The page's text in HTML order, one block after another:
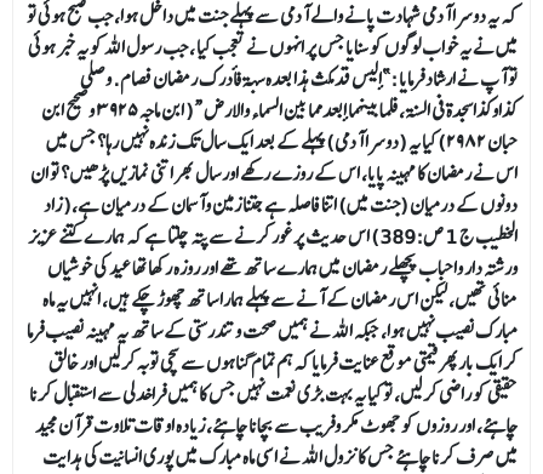
کہ یہ دوسرا آدمی شہادت پانے والے آدمی سے پہلے جنت میں داخل ہوا، جب صبح ہوئی تو
میں نے یہ خواب لوگوں کو سنایا جس پر انہوں نے تعجب کیا ، جب رسول اللہ کو یہ خبر ہوئی
تو آپ نے ارشاد فرمایا :”أليس قد مكث هذا بعده سنة فأدرك رمضان فصام. وصلى
كذاوكذاسجدة في السنة، فلما بينهما أبعد مما بين السماء والارض “( ابن ماجه ٣٩٢٥ وصحیح ابن
حبان ۲۹۸۲) کیا یہ (دوسرا آدمی) پہلے کے بعد ایک سال تک زندہ نہیں رہا؟ جس میں
اس نے رمضان کا مہینہ پایا، اس کے روزے رکھے اور سال بھر اتنی نمازیں پڑھیں؟ تو ان
دونوں کے درمیان (جنت میں) اتنا فاصلہ ہے جتنا زمین وآسمان کے درمیان ہے،( زاد
الخطیب ج 1 ص:389) اس حدیث پر غور کرنے سے پتہ چلتا ہے کہ ہمارے کتنے عزیز
ورشتہ دار واحباب پچھلے رمضان میں ہمارے ساتھ تھے اور روزہ رکھا تھا عید کی خوشیاں
منائی تھیں، لیکن اس رمضان کے آنے سے پہلے ہمارا ساتھ چھوڑ چکے ہیں، انہیں یہ ماہ
مبارک نصیب نہیں ہوا، جبکہ اللہ نے ہمیں صحت و تندرستی کے ساتھ یہ مہینہ نصیب فرما
کر ایک بار پھر قیمتی موقع عنایت فرمایا کہ ہم تمام گناہوں سے سچی توبہ کرلیں اور خالق
حقیقی کو راضی کرلیں، تو کیا یہ بہت بڑی نعمت نہیں جس کا ہمیں فراخدلی سے استقبال کرنا
چاہئے، اور روزوں کو جھوٹ مکر وفریب سے بچانا چاہئے، زیادہ اوقات تلاوت قرآن مجید
میں صرف کرنا چاہئے جس کا نزول اللہ نے اسی ماہ مبارک میں پوری انسانیت کی ہدایت